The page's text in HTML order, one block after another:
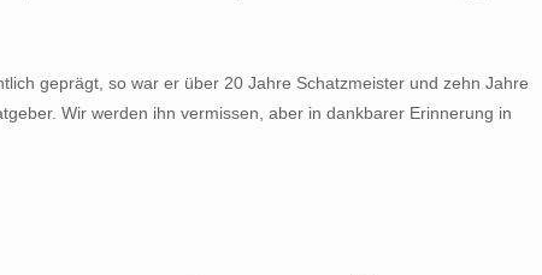
geprägt, so war er über 20 Jahre Schatzmeister und zehn Jahre
Wir werden ihn vermissen, aber in dankbarer Erinnerung in